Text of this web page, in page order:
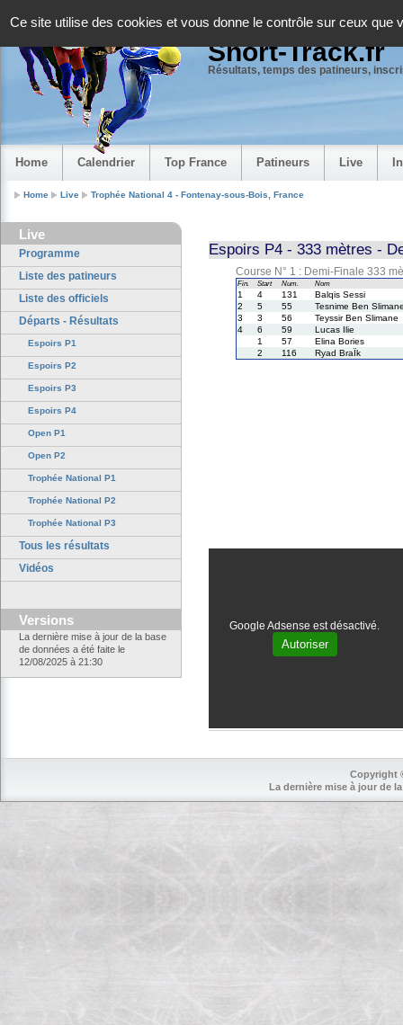
Ce site utilise des cookies et vous donne le contrôle sur ceux que
Short-Track.fr
Résultats, temps des patineurs,
Home Calendrier Top France Patineurs Live
Home Live Trophée National 4 - Fontenay-sous-Bois, France
Live
Programme
Liste des patineurs
Liste des officiels
Départs - Résultats
Espoirs P1
Espoirs P2
Espoirs P3
Espoirs P4
Open P1
Open P2
Trophée National P1
Trophée National P2
Trophée National P3
Tous les résultats
Vidéos
Versions
La dernière mise à jour de la base
de données a été faite le
12/08/2025 à 21:30
Espoirs P4 - 333 mètres -
Course N° 1 : Demi-Finale 333
Fin. Start Num. Nom
1 4 131
Balqis Sessi
2
5 55
Tesnime Ben
3
3 56
Teyssir Ben Slimane
4
6 59
Lucas Ilie
1
57
Elina Bories
2
116 Ryad BraÏk
Google Adsense est désactivé.
Autoriser
Copyright
La dernière mise à jour de